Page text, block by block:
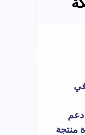
ألف أسرة منتجة